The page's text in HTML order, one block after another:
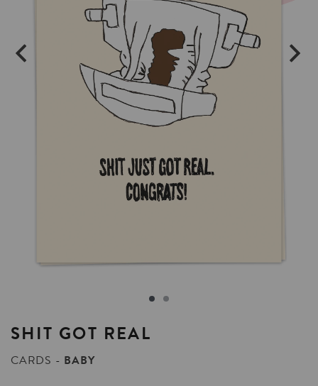
SHIT GOT REAL
CARDS
BABY